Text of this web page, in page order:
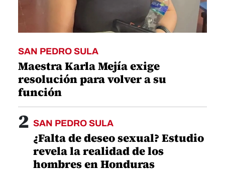
SAN PEDRO SULA
Maestra Karla Mejía exige
resolución para volver a su
función
2 SAN PEDRO SULA
¿Falta de deseo sexual? Estudio
revela la realidad de los
hombres en Honduras